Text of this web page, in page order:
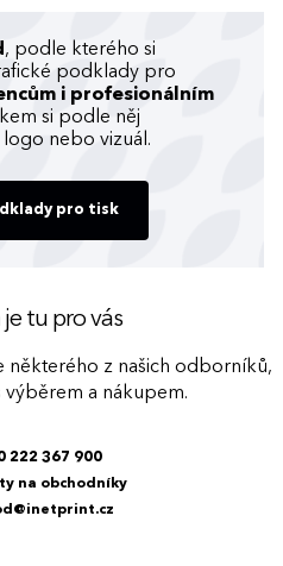
, podle kterého si
podklady pro
i profesionálním
si podle něj
nebo vizuál.
pro tisk
je tu pro vás
některého z našich odborníků,
výběrem a nákupem.
222 367 900
na obchodníky